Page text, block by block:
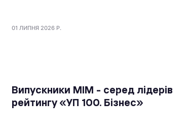
01 ЛИПНЯ 2026 Р.
Випускники МІМ - серед лідерів
рейтингу «УП 100. Бізнес»